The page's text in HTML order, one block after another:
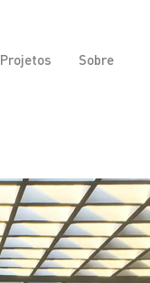
Projetos Sobre